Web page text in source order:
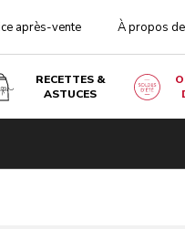
après-vente À propos
RECETTES &
ASTUCES